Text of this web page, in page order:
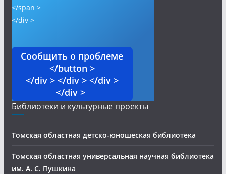
</span >
</div >
Сообщить о проблеме
</button >
</div > </div > </div >
</div >
Библиотеки и культурные проекты
Томская областная детско-юношеская библиотека
Томская областная универсальная научная библиотека
им. А. С. Пушкина